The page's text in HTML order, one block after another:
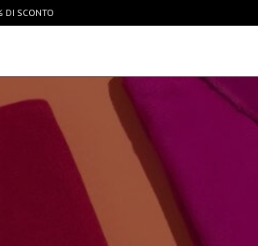
DI SCONTO